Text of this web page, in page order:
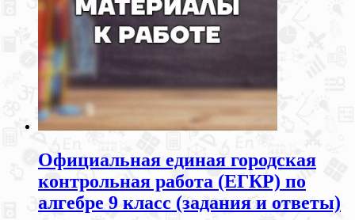
Официальная единая городская
контрольная работа (ЕГКР) по
алгебре 9 класс (задания и ответы)